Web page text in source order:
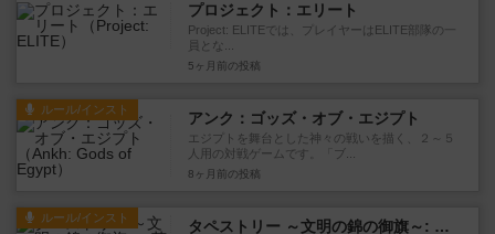
プロジェクト：エリート
Project: ELITEでは、プレイヤーはELITE部隊の一
員とな...
5ヶ月前 の投稿
ルール/インスト アンク：ゴッズ・オブ・エジプト
エジプトを舞台とした神々の戦いを描く、２～５
人用の対戦ゲームです。「ブ...
8ヶ月前 の投稿
ルール/インスト タペストリー ～文明の錦の御旗～: 芸術と建築（拡張）